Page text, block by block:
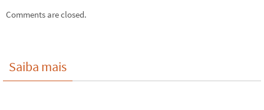
Comments are closed.
Saiba mais